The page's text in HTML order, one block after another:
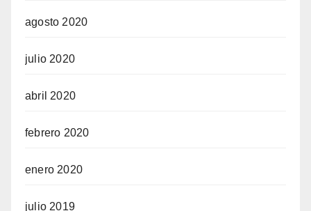
agosto 2020
julio 2020
abril 2020
febrero 2020
enero 2020
julio 2019